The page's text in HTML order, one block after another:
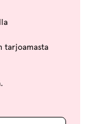
tarjoamasta